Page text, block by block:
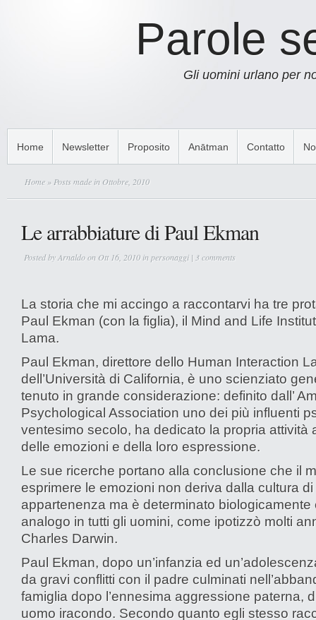
Parole
Gli uomini urlano per
Home Newsletter Proposito Anātman Contatto
Home » Posts made in Ottobre, 2010
Le arrabbiature di Paul Ekman
Posted byArnaldoon Ott 16, 2010 inpersonaggi | 3 comments
La storia che mi accingo a raccontarvi ha tre
Paul Ekman (con la figlia), il Mind and Life
Lama.
Paul Ekman, direttore dello Human Interaction
dell’Università di California, è uno scienziato
tenuto in grande considerazione: definito dall’
Psychological Association uno dei più influenti
ventesimo secolo, ha dedicato la propria attività
delle emozioni e della loro espressione.
Le sue ricerche portano alla conclusione che il
esprimere le emozioni non deriva dalla cultura di
appartenenza ma è determinato biologicamente
analogo in tutti gli uomini, come ipotizzò molti
Charles Darwin.
Paul Ekman, dopo un’infanzia ed
da gravi conflitti con il padre culminati
famiglia dopo l’ennesima aggressione paterna,
uomo iracondo. Secondo quanto egli stesso